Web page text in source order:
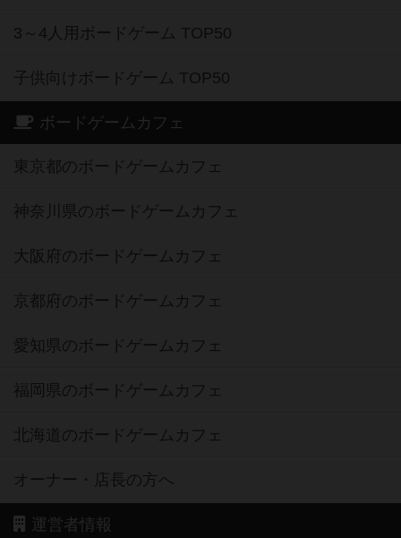
3～4人用ボードゲーム TOP50
子供向けボードゲーム TOP50
ボードゲームカフェ
東京都のボードゲームカフェ
神奈川県のボードゲームカフェ
大阪府のボードゲームカフェ
京都府のボードゲームカフェ
愛知県のボードゲームカフェ
福岡県のボードゲームカフェ
北海道のボードゲームカフェ
オーナー・店長の方へ
運営者情報